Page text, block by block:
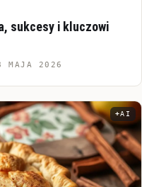
sukcesy i kluczowi
MAJA 2026
AI